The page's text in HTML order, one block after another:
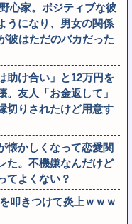
心家。ポジティブな彼
うになり、男女の関係
彼はただのバカだった
助け合い」と12万円を
友人「お金返して」
切りされたけど用意す
懐かしくなって恋愛関
た。不機嫌なんだけど
てよくない？
叩きつけて炎上ｗｗｗ